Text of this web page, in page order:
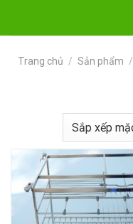
nội
Trang chủ / Sản phẩm /